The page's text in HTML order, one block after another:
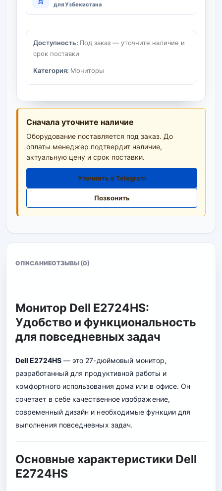
для Узбекистана
Доступность: Под заказ — уточните наличие и
срок поставки
Категория: Мониторы
Сначала уточните наличие
Оборудование поставляется под заказ. До
оплаты менеджер подтвердит наличие,
актуальную цену и срок поставки.
Уточнить в Telegram
Позвонить
ОПИСАНИЕОТЗЫВЫ (0)
Монитор Dell E2724HS:
Удобство и функциональность
для повседневных задач
Dell E2724HS— это 27-дюймовый монитор,
разработанный для продуктивной работы и
комфортного использования дома или в офисе. Он
сочетает в себе качественное изображение,
современный дизайн и необходимые функции для
выполнения повседневных задач.
Основные характеристики Dell
E2724HS